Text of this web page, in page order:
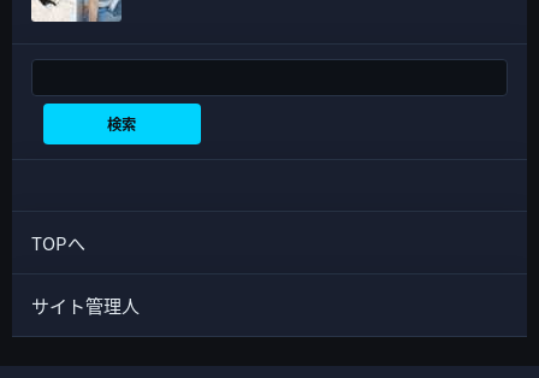
検索
TOPへ
サイト管理人